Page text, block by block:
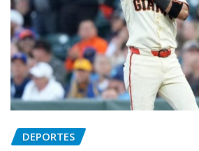
DEPORTES